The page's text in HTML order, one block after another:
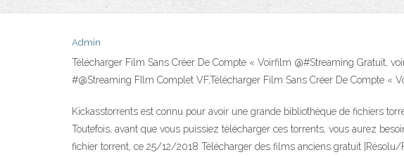
Admin
Télécharger Film Sans Créer De Compte « Voirfilm @#Streaming Gratuit,
#@Streaming FIlm Complet VF,Télécharger Film Sans Créer De Compte
Kickasstorrents est connu pour avoir une grande bibliothèque de fichiers
Toutefois, avant que vous puissiez télécharger ces torrents, vous aurez
fichier torrent, ce 25/12/2018 Télécharger des films anciens gratuit